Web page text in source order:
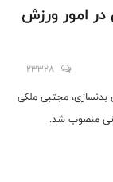
امور ورزش
23328
مجتبی ملکی
منصوب شد.